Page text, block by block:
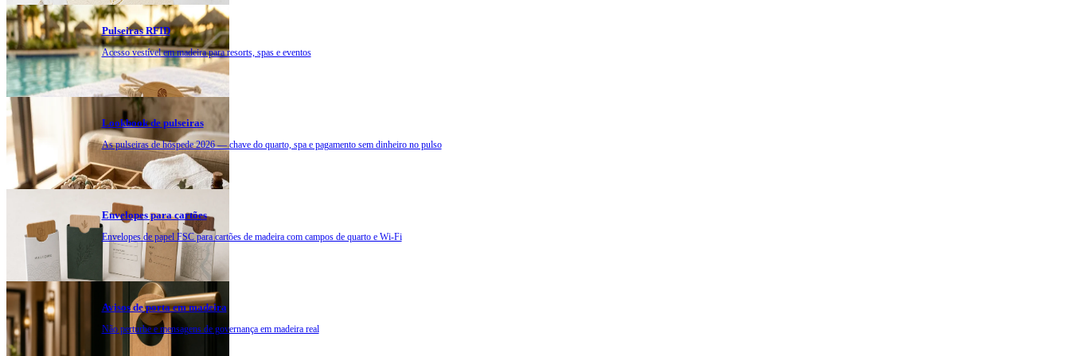
Pulseiras RFID
Acesso vestível em madeira para resorts, spas e eventos
Lookbook de pulseiras
As pulseiras de hóspede 2026 — chave do quarto, spa e pagamento sem dinheiro no pulso
Envelopes para cartões
Envelopes de papel FSC para cartões de madeira com campos de quarto e Wi-Fi
Avisos de porta em madeira
Não perturbe e mensagens de governança em madeira real